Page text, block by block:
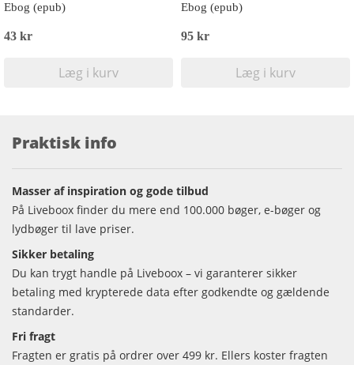
Ebog (epub)
43 kr
Læg i kurv
Ebog (epub)
95 kr
Læg i kurv
Praktisk info
Masser af inspiration og gode tilbud
På Liveboox finder du mere end 100.000 bøger, e-bøger og
lydbøger til lave priser.
Sikker betaling
Du kan trygt handle på Liveboox – vi garanterer sikker
betaling med krypterede data efter godkendte og gældende
standarder.
Fri fragt
Fragten er gratis på ordrer over 499 kr. Ellers koster fragten